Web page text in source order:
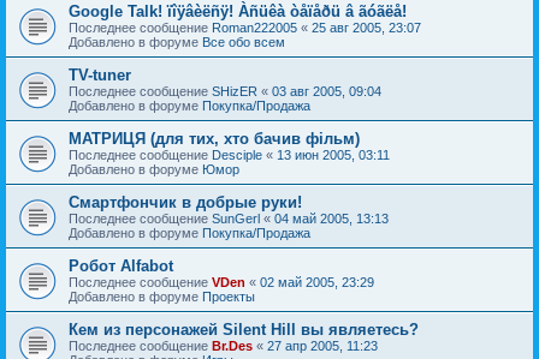
Google Talk! ïîÿâèëñÿ! Àñüêà òåïåðü â ãóãëå!
Последнее сообщение Roman222005 « 25 авг 2005, 23:07
Добавлено в форуме Все обо всем
TV-tuner
Последнее сообщение SHizER « 03 авг 2005, 09:04
Добавлено в форуме Покупка/Продажа
МАТРИЦЯ (для тих, хто бачив фільм)
Последнее сообщение Desciple « 13 июн 2005, 03:11
Добавлено в форуме Юмор
Смартфончик в добрые руки!
Последнее сообщение SunGerl « 04 май 2005, 13:13
Добавлено в форуме Покупка/Продажа
Робот Alfabot
Последнее сообщение VDen « 02 май 2005, 23:29
Добавлено в форуме Проекты
Кем из персонажей Silent Hill вы являетесь?
Последнее сообщение Br.Des « 27 апр 2005, 11:23